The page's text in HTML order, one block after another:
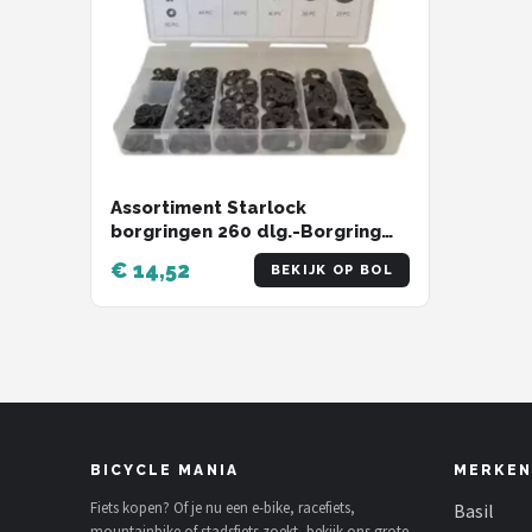
Assortiment Starlock
borgringen 260 dlg.-Borgring
sluitring assortiment - FD6074
€ 14,52 BEKIJK OP BOL
BICYCLE MANIA
Fiets kopen? Of je nu een e-bike, racefiets,
MERKEN
Basil